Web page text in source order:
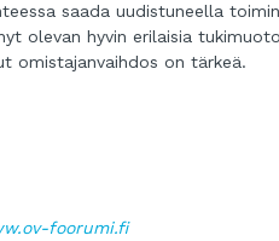
saada uudistuneella
olevan hyvin erilaisia
omistajanvaihdos on tärkeä.
foorumi.fi